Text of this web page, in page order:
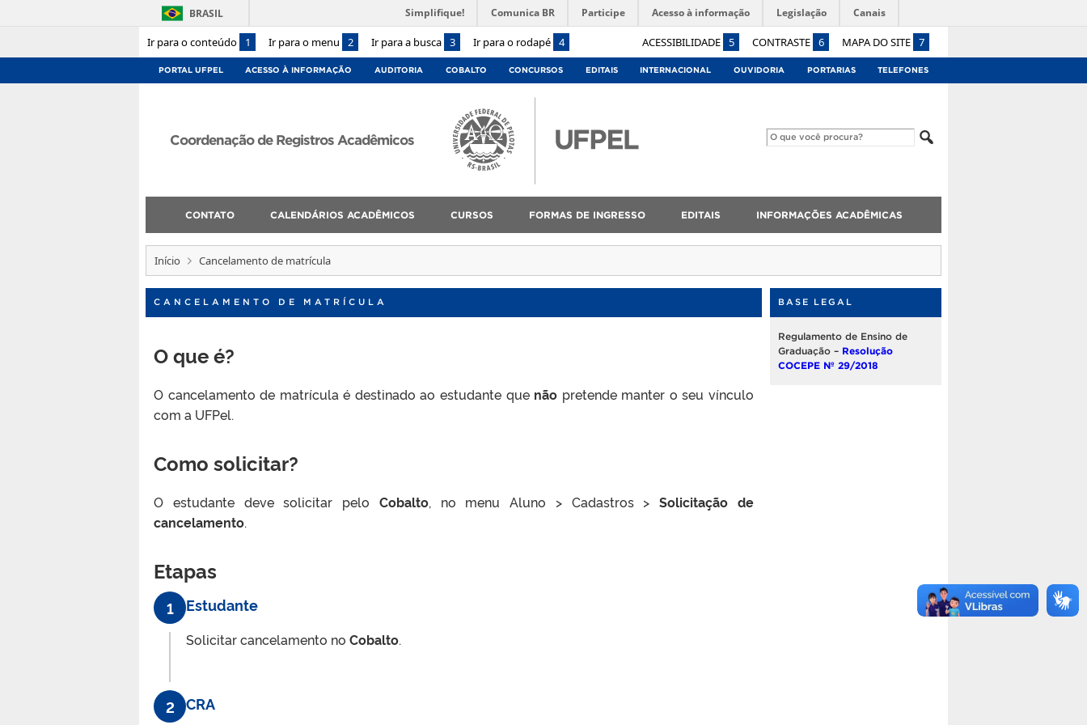
Ir para o conteúdo 1 Ir para o menu 2 Ir para a busca 3 Ir para o rodapé 4 ACESSIBILIDADE 5 CONTRASTE 6 MAPA DO SITE 7
BRASIL Simplifique! Comunica BR Participe Acesso à informação Legislação Canais
PORTAL UFPEL ACESSO À INFORMAÇÃO AUDITORIA COBALTO CONCURSOS EDITAIS INTERNACIONAL OUVIDORIA PORTARIAS TELEFONES
Coordenação de Registros Acadêmicos
CONTATO CALENDÁRIOS ACADÊMICOS CURSOS FORMAS DE INGRESSO EDITAIS INFORMAÇÕES ACADÊMICAS
Início Cancelamento de matrícula
CANCELAMENTO DE MATRÍCULA
O que é?
O cancelamento de matrícula é destinado ao estudante que não pretende manter o seu vínculo
com a UFPel.
Como solicitar?
O estudante devesolicitar pelo Cobalto, no menu Aluno > Cadastros >Solicitação de
cancelamento.
Etapas
1 Estudante
Solicitar cancelamento no Cobalto.
2 CRA
BASE LEGAL
Regulamento de Ensino de
Graduação – Resolução
COCEPE Nº 29/2018